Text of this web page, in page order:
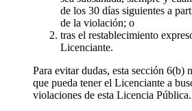
de los 30 días siguientes a
de la violación; o
tras el restablecimiento
Licenciante.
Para evitar dudas, esta sección 6(b)
que pueda tener el Licenciante a
violaciones de esta Licencia Pública.